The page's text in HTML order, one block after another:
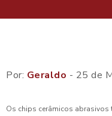
Por: Geraldo - 25 de
Os chips cerâmicos